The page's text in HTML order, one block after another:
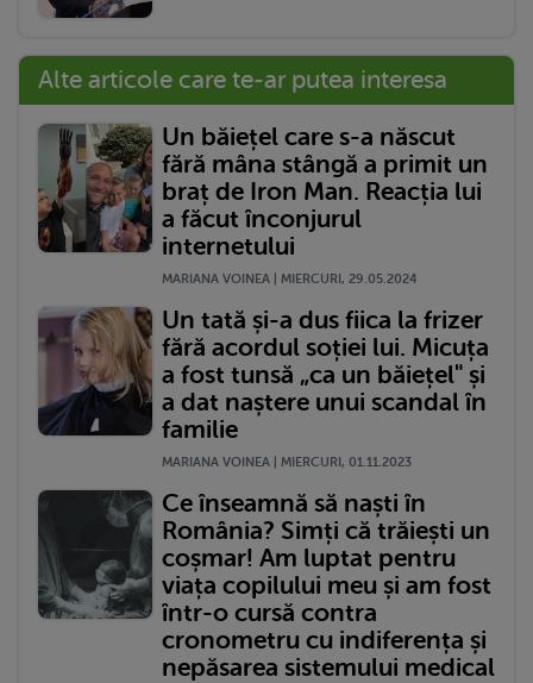
Alte articole care te-ar putea interesa
Un băiețel care s-a născut
fără mâna stângă a primit un
braț de Iron Man. Reacția lui
a făcut înconjurul
internetului
MARIANA VOINEA | MIERCURI, 29.05.2024
Un tată și-a dus fiica la frizer
fără acordul soției lui. Micuța
a fost tunsă „ca un băiețel" și
a dat naștere unui scandal în
familie
MARIANA VOINEA | MIERCURI, 01.11.2023
Ce înseamnă să naști în
România? Simți că trăiești un
coșmar! Am luptat pentru
viața copilului meu și am fost
într-o cursă contra
cronometru cu indiferența și
nepăsarea sistemului medical